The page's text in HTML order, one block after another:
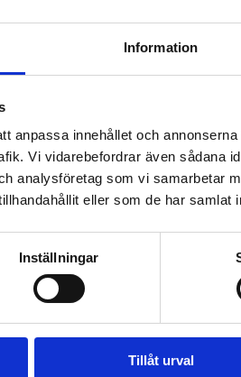
Information
anpassa innehållet och
Vi vidarebefordrar även sådana
analysföretag som vi samarbetar
eller som de har samlat
Inställningar
Tillåt urval